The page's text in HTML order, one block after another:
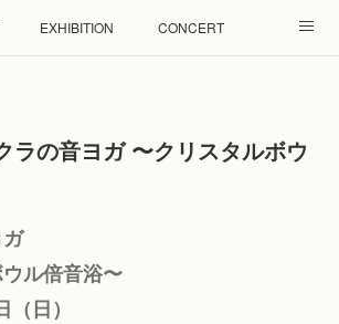
EXHIBITION CONCERT
Facebook
ラの音ヨガ 〜クリスタルボウ
ル倍音浴〜
日）